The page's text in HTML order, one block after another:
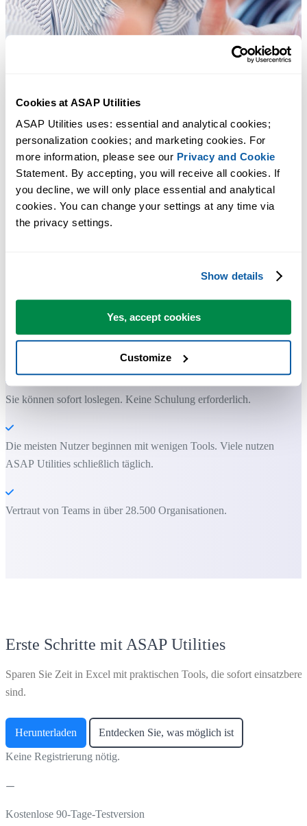
Cookies at ASAP Utilities
ASAP Utilities uses: essential and analytical cookies;
personalization cookies; and marketing cookies. For
more information, please see our Privacy and Cookie
Statement. By accepting, you will receive all cookies. If
you decline, we will only place essential and analytical
cookies. You can change your settings at any time via
the privacy settings.
Show details
Yes, accept cookies
Customize
Praktische Tools, die viele Excel-Nutzer in Excel vermissen.
Zeit sparen in Excel. Schnell und einfach.
ASAP Utilities hilft Ihnen, Zeit zu sparen und Dinge zu tun, die mit
Excel allein nicht möglich sind.
Sie können sofort loslegen. Keine Schulung erforderlich.
Die meisten Nutzer beginnen mit wenigen Tools. Viele nutzen
ASAP Utilities schließlich täglich.
Vertraut von Teams in über 28.500 Organisationen.
Erste Schritte mit ASAP Utilities
Sparen Sie Zeit in Excel mit praktischen Tools, die sofort einsatzbereit
sind.
Herunterladen Entdecken Sie, was möglich ist
Keine Registrierung nötig.
Kostenlose 90-Tage-Testversion